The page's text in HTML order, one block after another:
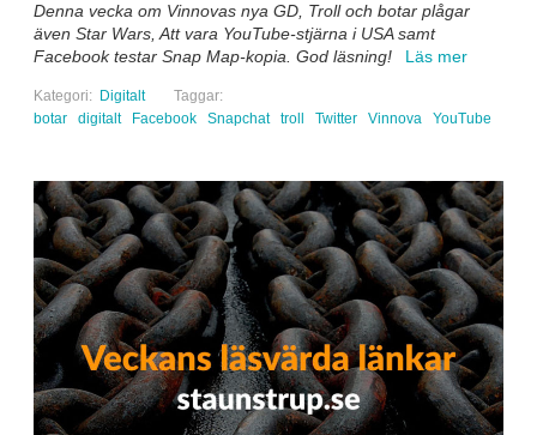
Denna vecka om Vinnovas nya GD, Troll och botar plågar
även Star Wars, Att vara YouTube-stjärna i USA samt
Facebook testar Snap Map-kopia. God läsning!
Läs mer
Kategori: Digitalt
Taggar:
botar
digitalt Facebook Snapchat troll Twitter Vinnova YouTube